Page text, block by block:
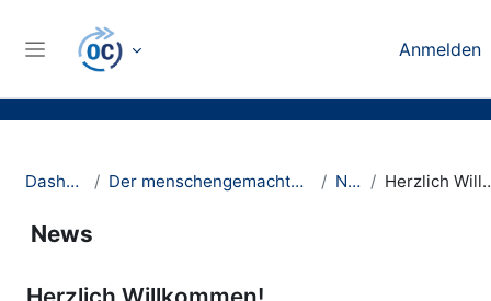
Website-Übersicht
Anmelden
Dashboard Der menschengemachte Klimawandel News
News